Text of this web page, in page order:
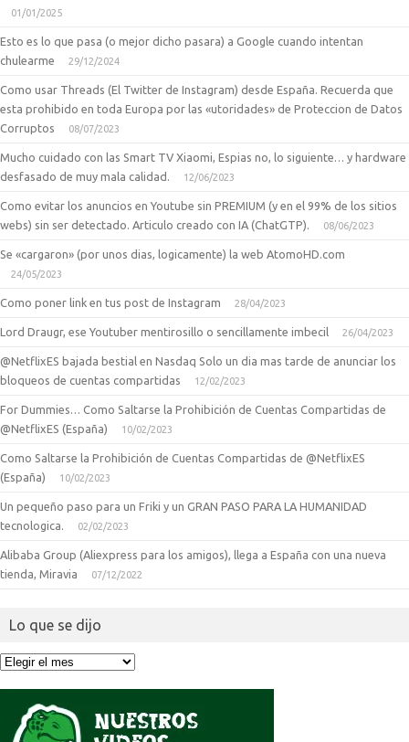
01/01/2025
Esto es lo que pasa (o mejor dicho pasara) a Google cuando intentan
chulearme
29/12/2024
Como usar Threads (El Twitter de Instagram) desde España. Recuerda que
esta prohibido en toda Europa por las «utoridades» de Proteccion de Datos
Corruptos
08/07/2023
Mucho cuidado con las Smart TV Xiaomi, Espias no, lo siguiente… y hardware
desfasado de muy mala calidad.
12/06/2023
Como evitar los anuncios en Youtube sin PREMIUM (y en el 99% de los sitios
webs) sin ser detectado. Articulo creado con IA (ChatGTP).
08/06/2023
Se «cargaron» (por unos dias, logicamente) la web AtomoHD.com
24/05/2023
Como poner link en tus post de Instagram 28/04/2023
Lord Draugr, ese Youtuber mentirosillo o sencillamente imbecil 26/04/2023
@NetflixES bajada bestial en Nasdaq Solo un dia mas tarde de anunciar los
bloqueos de cuentas compartidas
12/02/2023
For Dummies… Como Saltarse la Prohibición de Cuentas Compartidas de
@NetflixES (España)
10/02/2023
Como Saltarse la Prohibición de Cuentas Compartidas de @NetflixES
(España)
10/02/2023
Un pequeño paso para un Friki y un GRAN PASO PARA LA HUMANIDAD
tecnologica.
02/02/2023
Alibaba Group (Aliexpress para los amigos), llega a España con una nueva
tienda, Miravia
07/12/2022
Lo que se dijo
Lo